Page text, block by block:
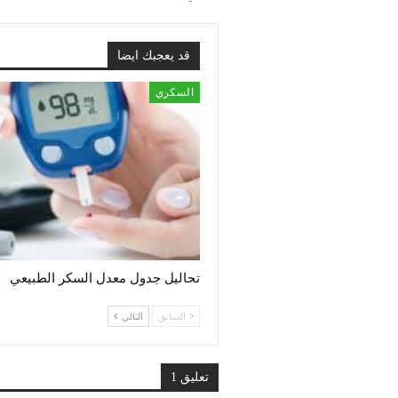
قد يعجبك ايضا
السكري
تحاليل جدول معدل السكر الطبيعي
السابق التالي
تعليق 1